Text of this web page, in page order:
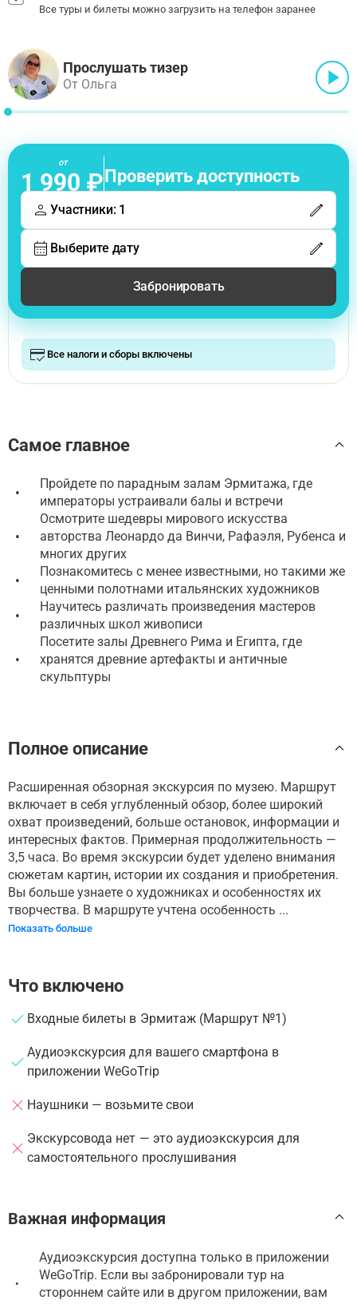
Все туры и билеты можно загрузить на телефон заранее
Прослушать тизер
От Ольга
от
1 990 ₽ Проверить доступность
Участники: 1
Выберите дату
Забронировать
Все налоги и сборы включены
Самое главное
•
Пройдете по парадным залам Эрмитажа, где
императоры устраивали балы и встречи
•
Осмотрите шедевры мирового искусства
авторства Леонардо да Винчи, Рафаэля, Рубенса и
многих других
•
Познакомитесь с менее известными, но такими же
ценными полотнами итальянских художников
•
Научитесь различать произведения мастеров
различных школ живописи
•
Посетите залы Древнего Рима и Египта, где
хранятся древние артефакты и античные
скульптуры
Полное описание
Расширенная обзорная экскурсия по музею. Маршрут
включает в себя углубленный обзор, более широкий
охват произведений, больше остановок, информации и
интересных фактов. Примерная продолжительность —
3,5 часа. Во время экскурсии будет уделено внимания
сюжетам картин, истории их создания и приобретения.
Вы больше узнаете о художниках и особенностях их
творчества. В маршруте учтена особенность ...
Показать больше
Что включено
Входные билеты в Эрмитаж (Маршрут №1)
Аудиоэкскурсия для вашего смартфона в
приложении WeGoTrip
Наушники — возьмите свои
Экскурсовода нет — это аудиоэкскурсия для
самостоятельного прослушивания
Важная информация
•
Аудиоэкскурсия доступна только в приложении
WeGoTrip. Если вы забронировали тур на
стороннем сайте или в другом приложении, вам